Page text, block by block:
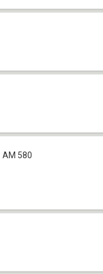
AM 580